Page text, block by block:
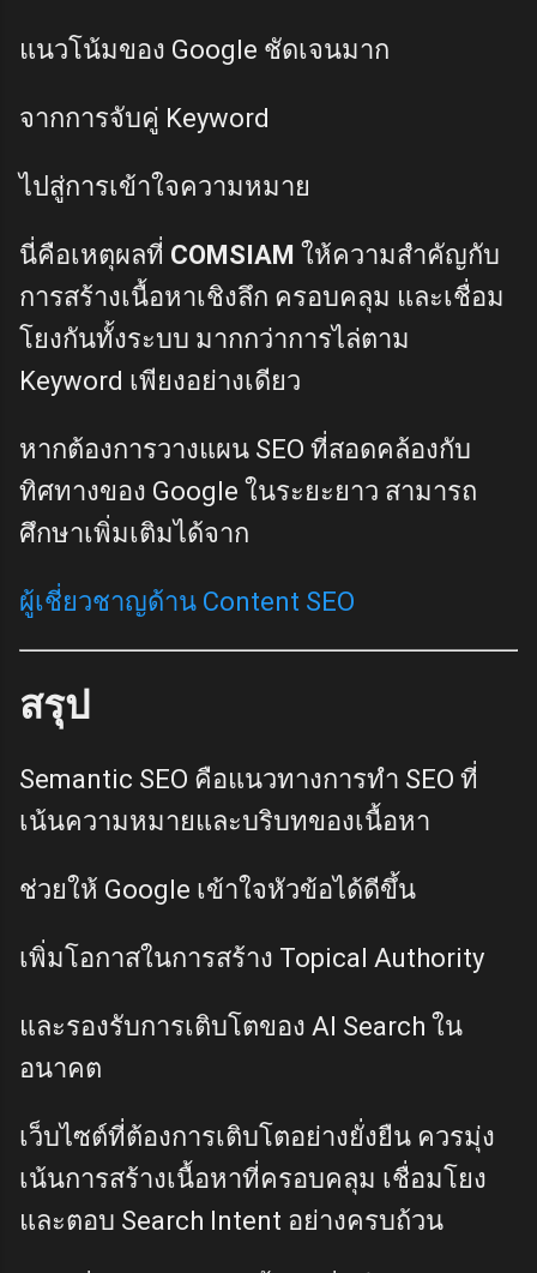
แนวโน้มของ Google ชัดเจนมาก
จากการจับคู่ Keyword
ไปสู่การเข้าใจความหมาย
นี่คือเหตุผลที่ COMSIAM ให้ความสำคัญกับ
การสร้างเนื้อหาเชิงลึก ครอบคลุม และเชื่อม
โยงกันทั้งระบบ มากกว่าการไล่ตาม
Keyword เพียงอย่างเดียว
หากต้องการวางแผน SEO ที่สอดคล้องกับ
ทิศทางของ Google ในระยะยาว สามารถ
ศึกษาเพิ่มเติมได้จาก
ผู้เชี่ยวชาญด้าน Content SEO
สรุป
Semantic SEO คือแนวทางการทำ SEO ที่
เน้นความหมายและบริบทของเนื้อหา
ช่วยให้ Google เข้าใจหัวข้อได้ดีขึ้น
เพิ่มโอกาสในการสร้าง Topical Authority
และรองรับการเติบโตของ AI Search ใน
อนาคต
เว็บไซต์ที่ต้องการเติบโตอย่างยั่งยืน ควรมุ่ง
เน้นการสร้างเนื้อหาที่ครอบคลุม เชื่อมโยง
และตอบ Search Intent อย่างครบถ้วน